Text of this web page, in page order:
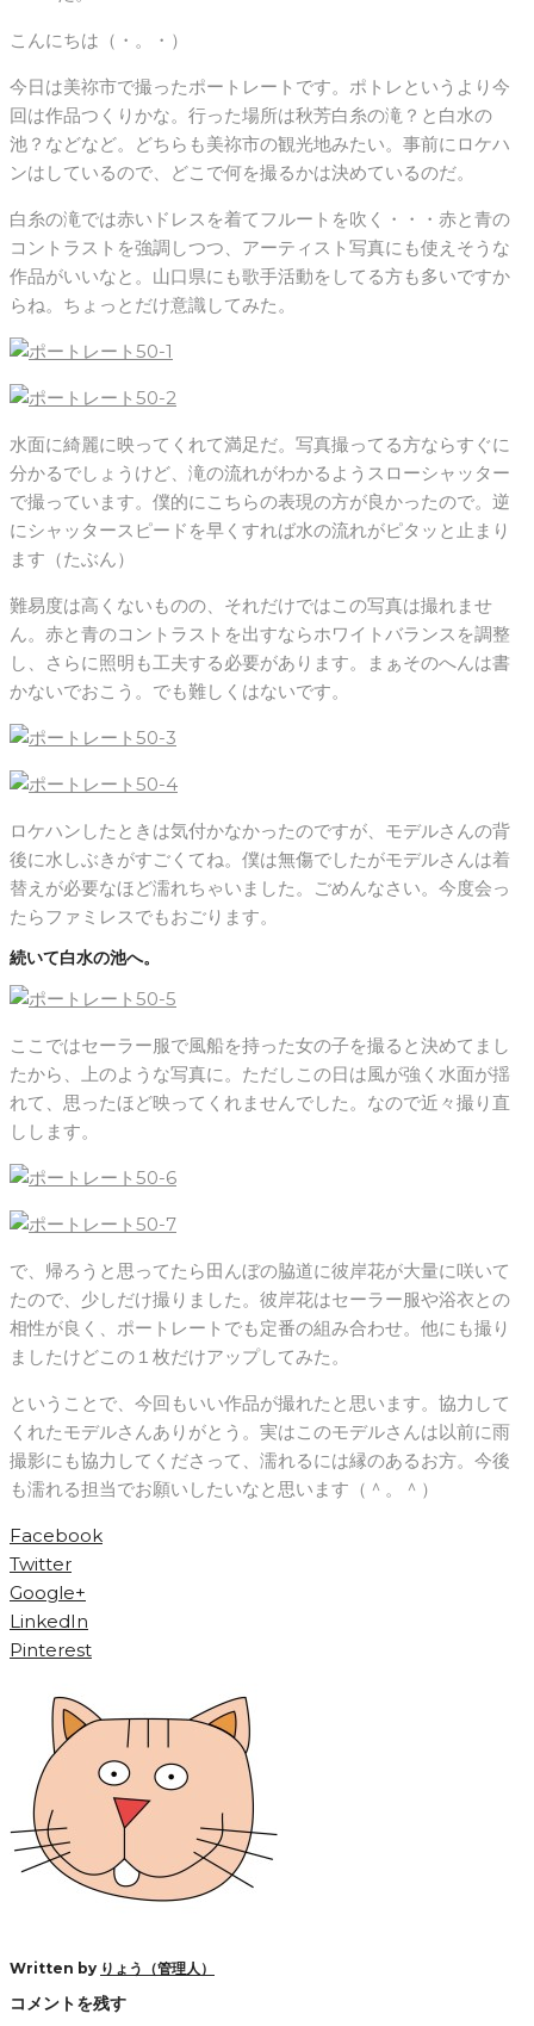
こんにちは（・。・）
今日は美祢市で撮ったポートレートです。ポトレというより今
回は作品つくりかな。行った場所は秋芳白糸の滝？と白水の
池？などなど。どちらも美祢市の観光地みたい。事前にロケハ
ンはしているので、どこで何を撮るかは決めているのだ。
白糸の滝では赤いドレスを着てフルートを吹く・・・赤と青の
コントラストを強調しつつ、アーティスト写真にも使えそうな
作品がいいなと。山口県にも歌手活動をしてる方も多いですか
らね。ちょっとだけ意識してみた。
水面に綺麗に映ってくれて満足だ。写真撮ってる方ならすぐに
分かるでしょうけど、滝の流れがわかるようスローシャッター
で撮っています。僕的にこちらの表現の方が良かったので。逆
にシャッタースピードを早くすれば水の流れがピタッと止まり
ます（たぶん）
難易度は高くないものの、それだけではこの写真は撮れませ
ん。赤と青のコントラストを出すならホワイトバランスを調整
し、さらに照明も工夫する必要があります。まぁそのへんは書
かないでおこう。でも難しくはないです。
ロケハンしたときは気付かなかったのですが、モデルさんの背
後に水しぶきがすごくてね。僕は無傷でしたがモデルさんは着
替えが必要なほど濡れちゃいました。ごめんなさい。今度会っ
たらファミレスでもおごります。
続いて白水の池へ。
ここではセーラー服で風船を持った女の子を撮ると決めてまし
たから、上のような写真に。ただしこの日は風が強く水面が揺
れて、思ったほど映ってくれませんでした。なので近々撮り直
しします。
で、帰ろうと思ってたら田んぼの脇道に彼岸花が大量に咲いて
たので、少しだけ撮りました。彼岸花はセーラー服や浴衣との
相性が良く、ポートレートでも定番の組み合わせ。他にも撮り
ましたけどこの１枚だけアップしてみた。
ということで、今回もいい作品が撮れたと思います。協力して
くれたモデルさんありがとう。実はこのモデルさんは以前に雨
撮影にも協力してくださって、濡れるには縁のあるお方。今後
も濡れる担当でお願いしたいなと思います（＾。＾）
Facebook
Twitter
Google+
LinkedIn
Pinterest
Written by りょう（管理人）
コメントを残す